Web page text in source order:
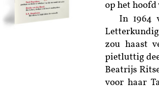
op het hoofd
In 1964
zou haast
pietluttig
Beatrijs
voor haar